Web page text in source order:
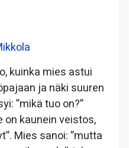
kuinka mies astui
ja näki suuren
”mikä tuo on?”
on kaunein veistos,
Mies sanoi: ”mutta